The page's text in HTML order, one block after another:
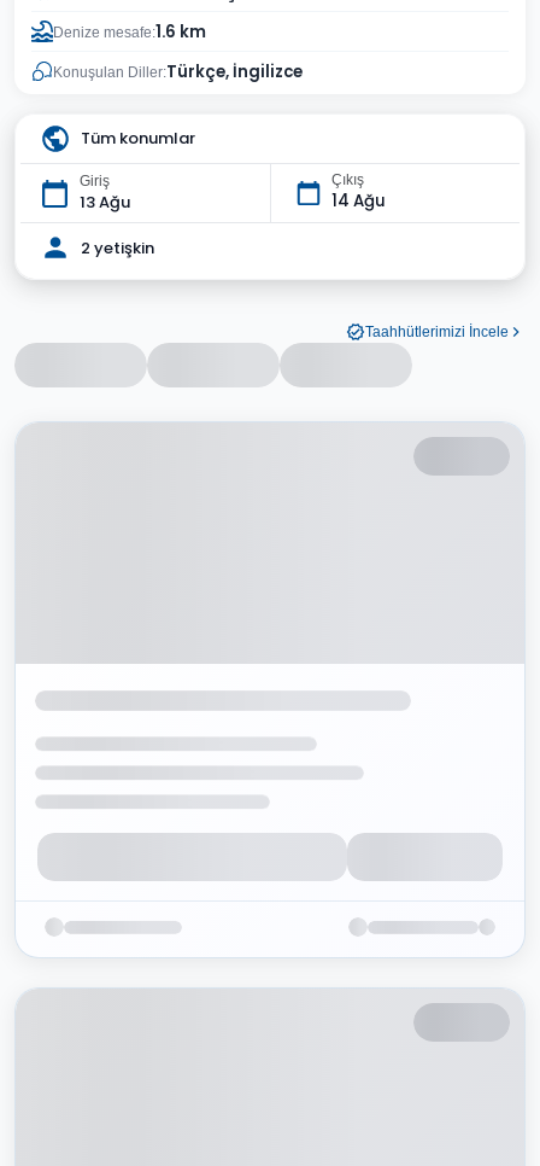
Denize mesafe:1.6 km
Konuşulan Diller:Türkçe, İngilizce
Tüm konumlar
Giriş
13 Ağu
Çıkış
14 Ağu
2 yetişkin
Taahhütlerimizi İncele